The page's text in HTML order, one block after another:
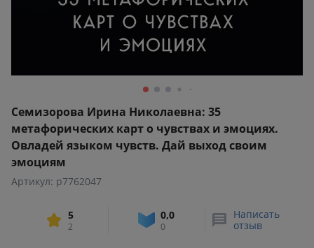
Семизорова Ирина Николаевна: 35
метафорических карт о чувствах и эмоциях.
Овладей языком чувств. Дай выход своим
эмоциям
Артикул: p7762047
5
2
0,0
0
Написать
отзыв